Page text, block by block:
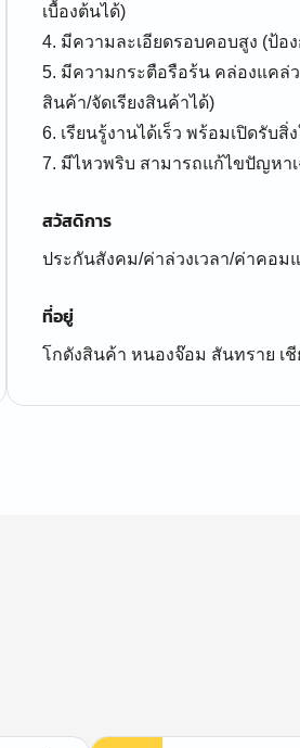
เบื้องต้นได้)
4. มีความละเอียดรอบคอบสูง (ป้
5. มีความกระตือรือร้น คล่องแคล่
สินค้า/จัดเรียงสินค้าได้)
6. เรียนรู้งานได้เร็ว พร้อมเปิดรับสิ่
7. มีไหวพริบ สามารถแก้ไขปัญหา
สวัสดิการ
ประกันสังคม/ค่าล่วงเวลา/ค่าคอม
ที่อยู่
โกดังสินค้า หนองจ๊อม สันทราย เชี